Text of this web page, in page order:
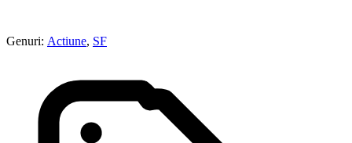
Genuri: Actiune, SF